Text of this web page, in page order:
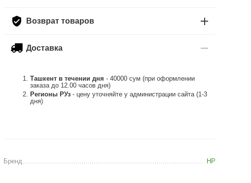
Возврат товаров
Доставка
Ташкент в течении дня - 40000 сум (при оформлении
заказа до 12.00 часов дня)
Регионы РУз - цену уточняйте у администрации сайта (1-3
дня)
Бренд HP